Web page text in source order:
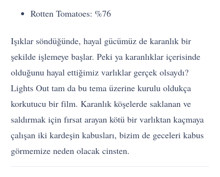
Rotten Tomatoes: %76
Işıklar söndüğünde, hayal gücümüz de karanlık bir
şekilde işlemeye başlar. Peki ya karanlıklar içerisinde
olduğunu hayal ettiğimiz varlıklar gerçek olsaydı?
Lights Out tam da bu tema üzerine kurulu oldukça
korkutucu bir film. Karanlık köşelerde saklanan ve
saldırmak için fırsat arayan kötü bir varlıktan kaçmaya
çalışan iki kardeşin kabusları, bizim de geceleri kabus
görmemize neden olacak cinsten.